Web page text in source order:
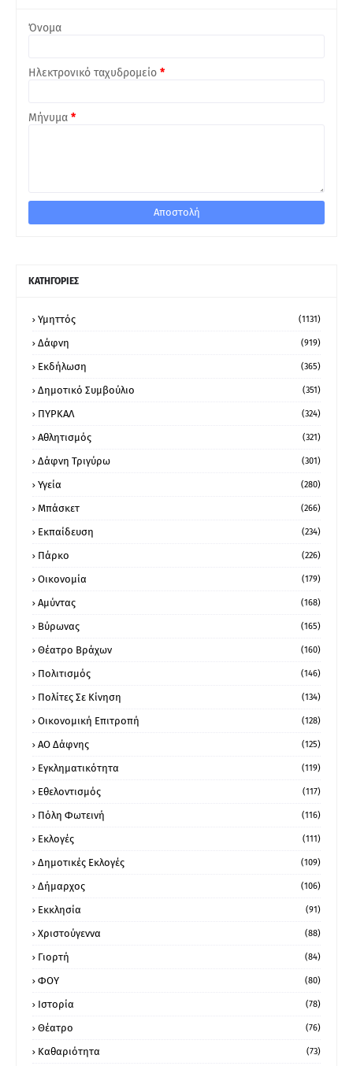
Όνομα
Ηλεκτρονικό ταχυδρομείο *
Μήνυμα *
ΚΑΤΗΓΟΡΙΕΣ
Υμηττός (1131)
Δάφνη (919)
Εκδήλωση (365)
Δημοτικό Συμβούλιο (351)
ΠΥΡΚΑΛ (324)
Αθλητισμός (321)
Δάφνη Τριγύρω (301)
Υγεία (280)
Μπάσκετ (266)
Εκπαίδευση (234)
Πάρκο (226)
Οικονομία (179)
Αμύντας (168)
Βύρωνας (165)
Θέατρο Βράχων (160)
Πολιτισμός (146)
Πολίτες Σε Κίνηση (134)
Οικονομική Επιτροπή (128)
ΑΟ Δάφνης (125)
Εγκληματικότητα (119)
Εθελοντισμός (117)
Πόλη Φωτεινή (116)
Εκλογές (111)
Δημοτικές Εκλογές (109)
Δήμαρχος (106)
Εκκλησία (91)
Χριστούγεννα (88)
Γιορτή (84)
ΦΟΥ (80)
Ιστορία (78)
Θέατρο (76)
Καθαριότητα (73)